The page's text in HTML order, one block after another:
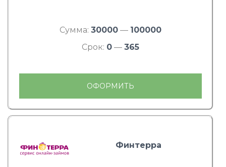
Сумма: 30000 — 100000
Срок: 0 — 365
ОФОРМИТЬ
Финтерра